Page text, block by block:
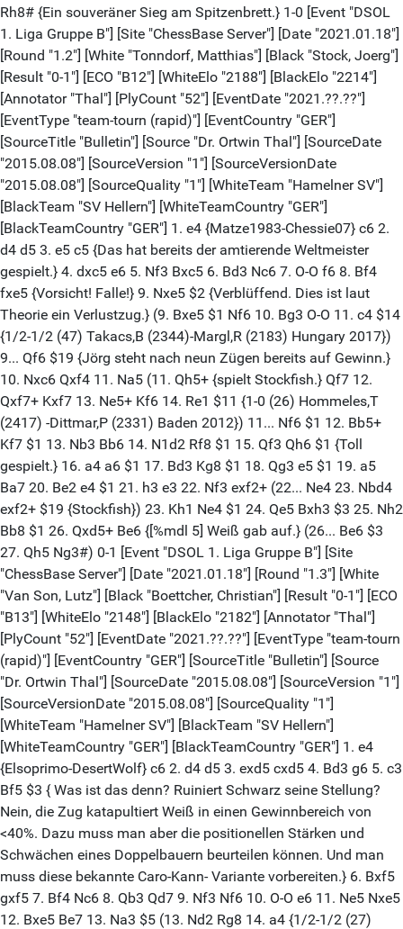
Rh8# {Ein souveräner Sieg am Spitzenbrett.} 1-0 [Event "DSOL
1. Liga Gruppe B"] [Site "ChessBase Server"] [Date "2021.01.18"]
[Round "1.2"] [White "Tonndorf, Matthias"] [Black "Stock, Joerg"]
[Result "0-1"] [ECO "B12"] [WhiteElo "2188"] [BlackElo "2214"]
[Annotator "Thal"] [PlyCount "52"] [EventDate "2021.??.??"]
[EventType "team-tourn (rapid)"] [EventCountry "GER"]
[SourceTitle "Bulletin"] [Source "Dr. Ortwin Thal"] [SourceDate
"2015.08.08"] [SourceVersion "1"] [SourceVersionDate
"2015.08.08"] [SourceQuality "1"] [WhiteTeam "Hamelner SV"]
[BlackTeam "SV Hellern"] [WhiteTeamCountry "GER"]
[BlackTeamCountry "GER"] 1. e4 {Matze1983-Chessie07} c6 2.
d4 d5 3. e5 c5 {Das hat bereits der amtierende Weltmeister
gespielt.} 4. dxc5 e6 5. Nf3 Bxc5 6. Bd3 Nc6 7. O-O f6 8. Bf4
fxe5 {Vorsicht! Falle!} 9. Nxe5 $2 {Verblüffend. Dies ist laut
Theorie ein Verlustzug.} (9. Bxe5 $1 Nf6 10. Bg3 O-O 11. c4 $14
{1/2-1/2 (47) Takacs,B (2344)-Margl,R (2183) Hungary 2017})
9... Qf6 $19 {Jörg steht nach neun Zügen bereits auf Gewinn.}
10. Nxc6 Qxf4 11. Na5 (11. Qh5+ {spielt Stockfish.} Qf7 12.
Qxf7+ Kxf7 13. Ne5+ Kf6 14. Re1 $11 {1-0 (26) Hommeles,T
(2417) -Dittmar,P (2331) Baden 2012}) 11... Nf6 $1 12. Bb5+
Kf7 $1 13. Nb3 Bb6 14. N1d2 Rf8 $1 15. Qf3 Qh6 $1 {Toll
gespielt.} 16. a4 a6 $1 17. Bd3 Kg8 $1 18. Qg3 e5 $1 19. a5
Ba7 20. Be2 e4 $1 21. h3 e3 22. Nf3 exf2+ (22... Ne4 23. Nbd4
exf2+ $19 {Stockfish}) 23. Kh1 Ne4 $1 24. Qe5 Bxh3 $3 25. Nh2
Bb8 $1 26. Qxd5+ Be6 {[%mdl 5] Weiß gab auf.} (26... Be6 $3
27. Qh5 Ng3#) 0-1 [Event "DSOL 1. Liga Gruppe B"] [Site
"ChessBase Server"] [Date "2021.01.18"] [Round "1.3"] [White
"Van Son, Lutz"] [Black "Boettcher, Christian"] [Result "0-1"] [ECO
"B13"] [WhiteElo "2148"] [BlackElo "2182"] [Annotator "Thal"]
[PlyCount "52"] [EventDate "2021.??.??"] [EventType "team-tourn
(rapid)"] [EventCountry "GER"] [SourceTitle "Bulletin"] [Source
"Dr. Ortwin Thal"] [SourceDate "2015.08.08"] [SourceVersion "1"]
[SourceVersionDate "2015.08.08"] [SourceQuality "1"]
[WhiteTeam "Hamelner SV"] [BlackTeam "SV Hellern"]
[WhiteTeamCountry "GER"] [BlackTeamCountry "GER"] 1. e4
{Elsoprimo-DesertWolf} c6 2. d4 d5 3. exd5 cxd5 4. Bd3 g6 5. c3
Bf5 $3 { Was ist das denn? Ruiniert Schwarz seine Stellung?
Nein, die Zug katapultiert Weiß in einen Gewinnbereich von
<40%. Dazu muss man aber die positionellen Stärken und
Schwächen eines Doppelbauern beurteilen können. Und man
muss diese bekannte Caro-Kann- Variante vorbereiten.} 6. Bxf5
gxf5 7. Bf4 Nc6 8. Qb3 Qd7 9. Nf3 Nf6 10. O-O e6 11. Ne5 Nxe5
12. Bxe5 Be7 13. Na3 $5 (13. Nd2 Rg8 14. a4 {1/2-1/2 (27)